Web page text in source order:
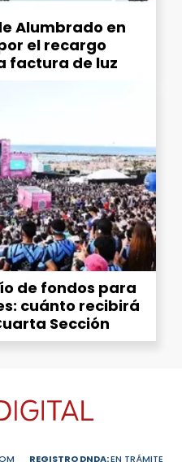
Alumbrado en
el recargo
factura de luz
de fondos para
cuánto recibirá
Sección
REGISTRO DNDA:EN TRÁMITE